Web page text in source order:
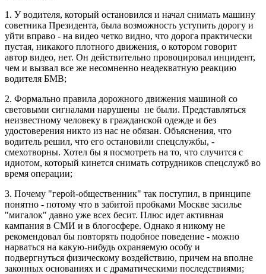
1. У водителя, который остановился и начал снимать машину
советника Президента, была возможность уступить дорогу и
уйти вправо - на видео четко видно, что дорога практически
пустая, никакого плотного движения, о котором говорит
автор видео, нет. Он действительно провоцировал инцидент,
чем и вызвал все же несомненно неадекватную реакцию
водителя БМВ;
2. Формально правила дорожного движения машиной со
световыми сигналами нарушены не были. Представляться
неизвестному человеку в гражданской одежде и без
удостоверения никто из нас не обязан. Объяснения, что
водитель решил, что его остановили спецслужбы, -
смехотворны. Хотел бы я посмотреть на то, что случится с
идиотом, который кинется снимать сотрудников спецслужб во
время операции;
3. Почему "герой-общественник" так поступил, в принципе
понятно - потому что в забитой пробками Москве засилье
"мигалок" давно уже всех бесит. Плюс идет активная
кампания в СМИ и в блогосфере. Однако я никому не
рекомендовал бы повторять подобное поведение - можно
нарваться на какую-нибудь охраняемую особу и
подвергнуться физическому воздействию, причем на вполне
законных основаниях и с драматическими последствиями;